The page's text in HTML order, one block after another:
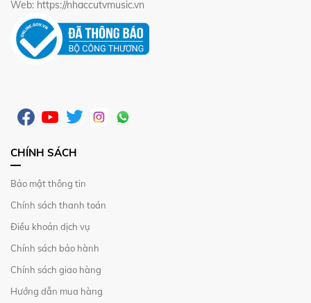
Web: https://nhaccutvmusic.vn
CHÍNH SÁCH
Bảo mật thông tin
Chính sách thanh toán
Điều khoản dịch vụ
Chính sách bảo hành
Chính sách giao hàng
Hướng dẫn mua hàng